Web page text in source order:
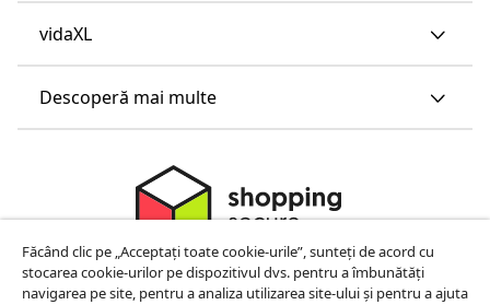
vidaXL
Descoperă mai multe
Făcând clic pe „Acceptați toate cookie-urile”, sunteți de acord cu
stocarea cookie-urilor pe dispozitivul dvs. pentru a îmbunătăți
navigarea pe site, pentru a analiza utilizarea site-ului și pentru a ajuta